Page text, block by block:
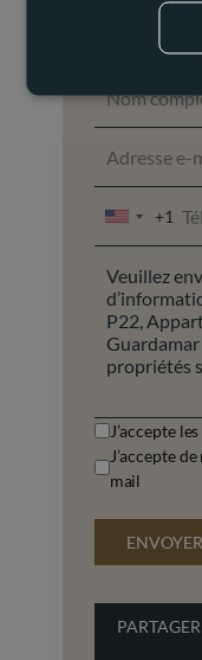
UNITED
STATES
+1
+1
J’accepte les
J’accepte
mail
ENVOYER